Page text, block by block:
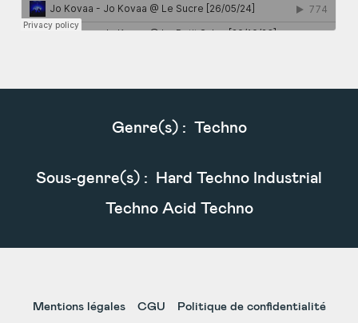
Genre(s) : Techno
Sous-genre(s) :
Hard Techno Industrial
Techno Acid Techno
Mentions légales CGU Politique de confidentialité